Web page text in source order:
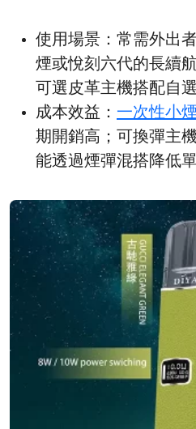
使用場景：常需外出
煙或悅刻六代的長續
可選皮革主機搭配自選
成本效益： 一次性小
期開銷高；可換彈主
能透過煙彈混搭降低